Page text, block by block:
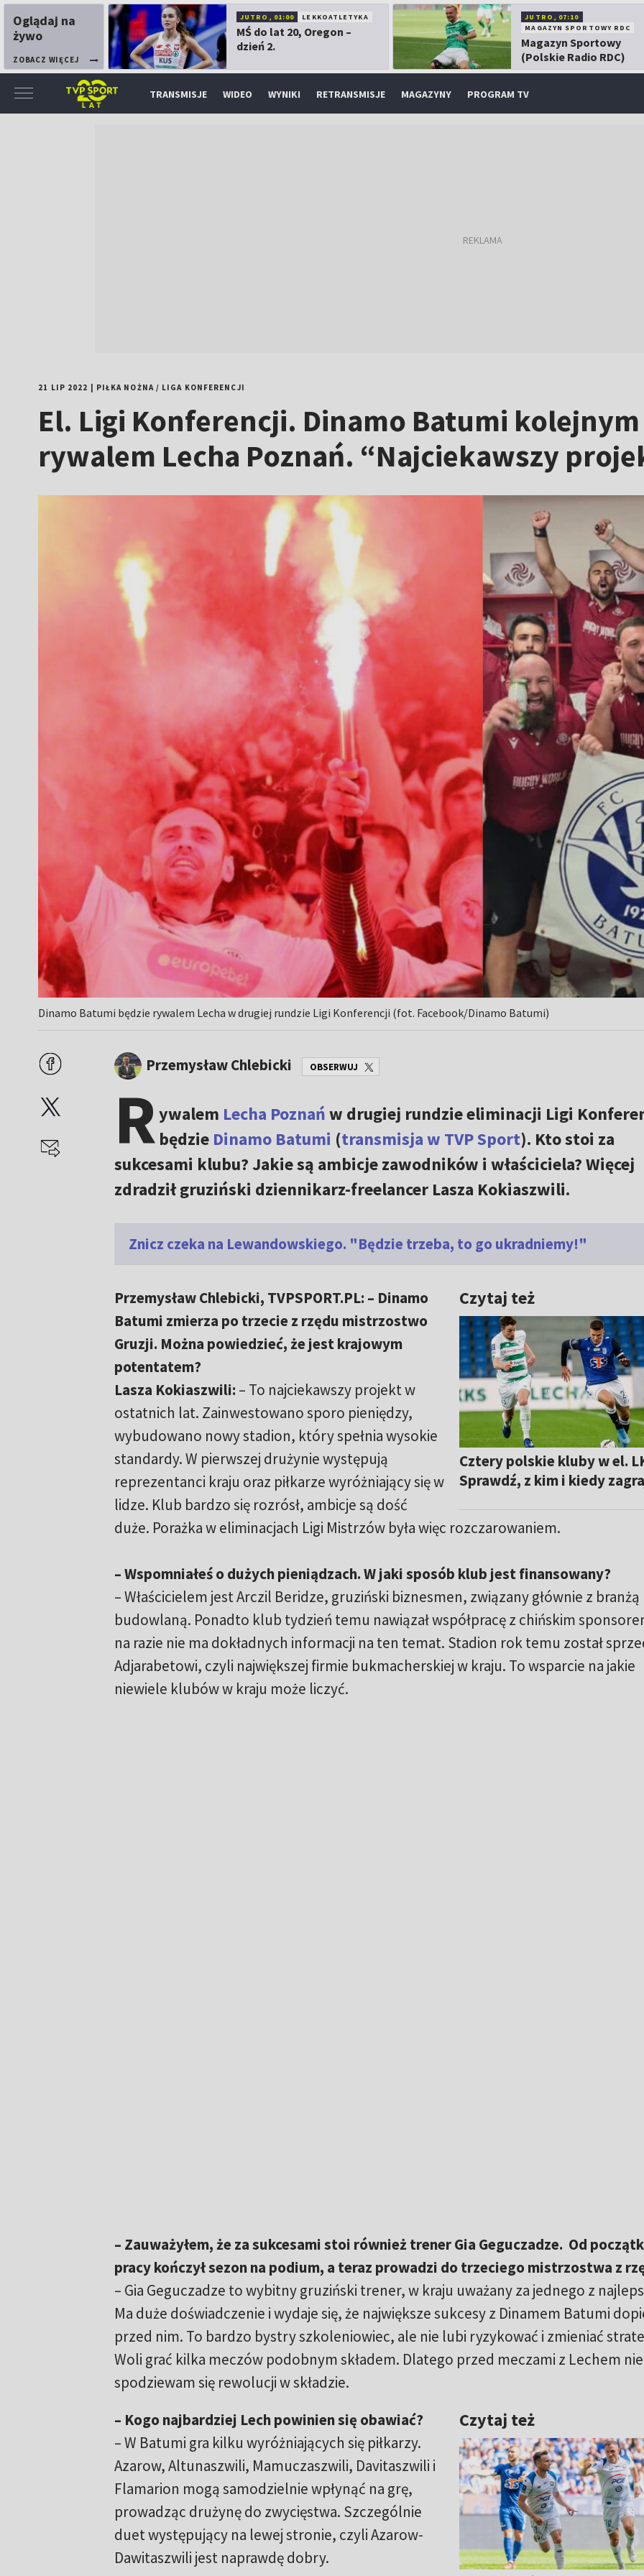
Oglądaj na
żywo
ZOBACZ WIĘCEJ
JUTRO, 01:00 LEKKOATLETYKA
MŚ do lat 20, Oregon –
dzień 2.
JUTRO, 07:10
MAGAZYN SPORTOWY RDC
Magazyn Sportowy
(Polskie Radio RDC)
TRANSMISJE WIDEO WYNIKI RETRANSMISJE MAGAZYNY PROGRAM TV
21 LIP 2022 PIŁKA NOŻNA/ LIGA KONFERENCJI
El. Ligi Konferencji. Dinamo Batumi
rywalem Lecha Poznań. “Najciekawszy
Dinamo Batumi będzie rywalem Lecha w drugiej rundzie Ligi Konferencji (fot. Facebook/Dinamo Batumi)
Przemysław Chlebicki OBSERWUJ
Rywalem Lecha Poznańw drugiej rundzie eliminacji Ligi
będzie Dinamo Batumi (transmisja w TVP Sport). Kto stoi za
sukcesami klubu? Jakie są ambicje zawodników i właściciela? Więcej
zdradził gruziński dziennikarz-freelancer Lasza Kokiaszwili.
Znicz czeka na Lewandowskiego. "Będzie trzeba, to go ukradniemy!"
Czytaj też
Cztery polskie kluby w el.
Sprawdź, z kim i kiedy
Przemysław Chlebicki, TVPSPORT.PL: – Dinamo
Batumi zmierza po trzecie z rzędu mistrzostwo
Gruzji. Można powiedzieć, że jest krajowym
potentatem?
Lasza Kokiaszwili: – To najciekawszy projekt w
ostatnich lat. Zainwestowano sporo pieniędzy,
wybudowano nowy stadion, który spełnia wysokie
standardy. W pierwszej drużynie występują
reprezentanci kraju oraz piłkarze wyróżniający się w
lidze. Klub bardzo się rozrósł, ambicje są dość
duże. Porażka w eliminacjach Ligi Mistrzów była więc rozczarowaniem.
– Wspomniałeś o dużych pieniądzach. W jaki sposób klub jest finansowany?
– Właścicielem jest Arczil Beridze, gruziński biznesmen, związany głównie z branżą
budowlaną. Ponadto klub tydzień temu nawiązał współpracę z chińskim
na razie nie ma dokładnych informacji na ten temat. Stadion rok temu został
Adjarabetowi, czyli największej firmie bukmacherskiej w kraju. To wsparcie na jakie
niewiele klubów w kraju może liczyć.
– Zauważyłem, że za sukcesami stoi również trener Gia Geguczadze. Od
pracy kończył sezon na podium, a teraz prowadzi do trzeciego mistrzostwa z
– Gia Geguczadze to wybitny gruziński trener, w kraju uważany za jednego z
Ma duże doświadczenie i wydaje się, że największe sukcesy z Dinamem Batumi
przed nim. To bardzo bystry szkoleniowiec, ale nie lubi ryzykować i zmieniać
Woli grać kilka meczów podobnym składem. Dlatego przed meczami z Lechem nie
spodziewam się rewolucji w składzie.
Czytaj też
– Kogo najbardziej Lech powinien się obawiać?
– W Batumi gra kilku wyróżniających się piłkarzy.
Azarow, Altunaszwili, Mamuczaszwili, Davitaszwili i
Flamarion mogą samodzielnie wpłynąć na grę,
prowadząc drużynę do zwycięstwa. Szczególnie
duet występujący na lewej stronie, czyli Azarow-
Dawitaszwili jest naprawdę dobry.